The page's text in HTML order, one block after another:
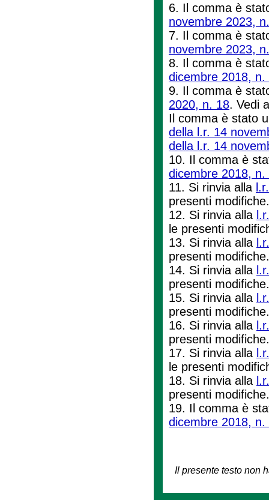
6. Il comma è
novembre 2023,
7. Il comma è
novembre 2023,
8. Il comma è
dicembre 2018, n.
9. Il comma è
2020, n. 18. Vedi
Il comma è stato
della l.r. 14
della l.r. 14
10. Il comma è
dicembre 2018, n.
11. Si rinvia alla
presenti
12. Si rinvia alla
le presenti
13. Si rinvia alla
presenti
14. Si rinvia alla
presenti
15. Si rinvia alla
presenti
16. Si rinvia alla
presenti
17. Si rinvia alla
le presenti
18. Si rinvia alla
presenti
19. Il comma è
dicembre 2018, n.
Il presente testo non